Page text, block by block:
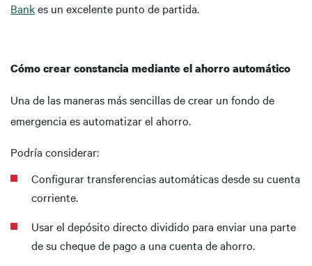
Bankes un excelente punto de partida.
Cómo crear constancia mediante el ahorro automático
Una de las maneras más sencillas de crear un fondo de
emergencia es automatizar el ahorro.
Podría considerar:
Configurar transferencias automáticas desde su cuenta
corriente.
Usar el depósito directo dividido para enviar una parte
de su cheque de pago a una cuenta de ahorro.